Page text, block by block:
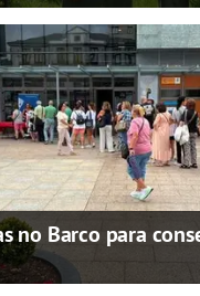
no Barco para